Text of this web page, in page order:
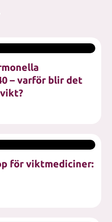
– varför blir det
för viktmediciner: